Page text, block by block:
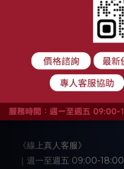
付款與運送方式
大家電安裝注意事項
聯絡我們
《線上真人客服》
｜週一至週五 09:00-18:00